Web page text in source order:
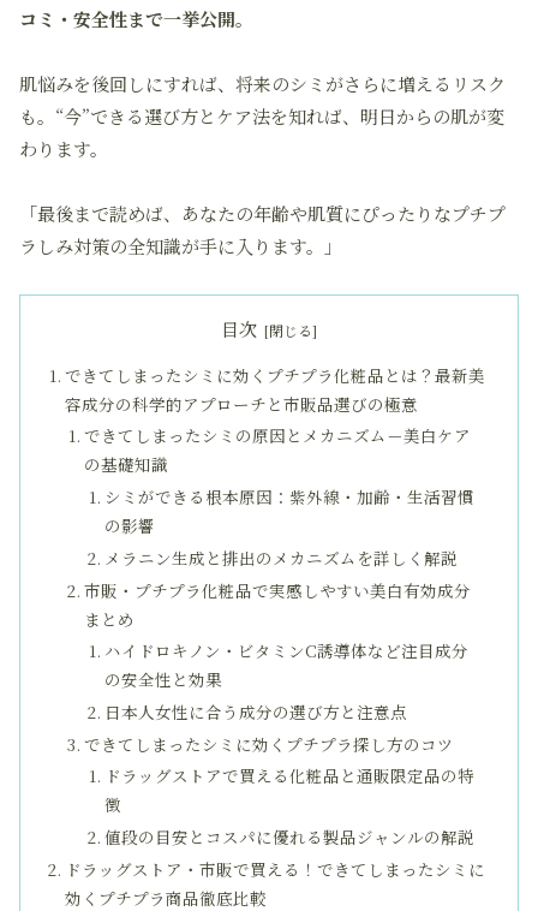
コミ・安全性まで一挙公開。
肌悩みを後回しにすれば、将来のシミがさらに増えるリスク
も。“今”できる選び方とケア法を知れば、明日からの肌が変
わります。
「最後まで読めば、あなたの年齢や肌質にぴったりなプチプ
ラしみ対策の全知識が手に入ります。」
目次
できてしまったシミに効くプチプラ化粧品とは？最新美
容成分の科学的アプローチと市販品選びの極意
できてしまったシミの原因とメカニズム－美白ケア
の基礎知識
シミができる根本原因：紫外線・加齢・生活習慣
の影響
メラニン生成と排出のメカニズムを詳しく解説
市販・プチプラ化粧品で実感しやすい美白有効成分
まとめ
ハイドロキノン・ビタミンC誘導体など注目成分
の安全性と効果
日本人女性に合う成分の選び方と注意点
できてしまったシミに効くプチプラ探し方のコツ
ドラッグストアで買える化粧品と通販限定品の特
徴
値段の目安とコスパに優れる製品ジャンルの解説
ドラッグストア・市販で買える！できてしまったシミに
効くプチプラ商品徹底比較